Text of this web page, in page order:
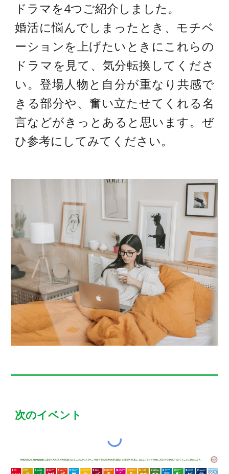
ドラマを4つご紹介しました。
婚活に悩んでしまったとき、モチベ
ーションを上げたいときにこれらの
ドラマを見て、気分転換してくださ
い。登場人物と自分が重なり共感で
きる部分や、奮い立たせてくれる名
言などがきっとあると思います。ぜ
ひ参考にしてみてください。
次のイベント